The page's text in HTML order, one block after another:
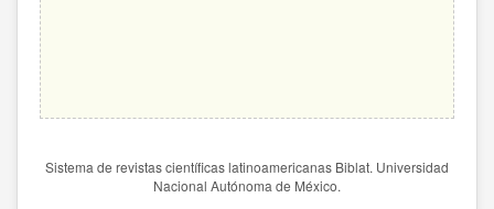
Sistema de revistas científicas latinoamericanas Biblat. Universidad
Nacional Autónoma de México.